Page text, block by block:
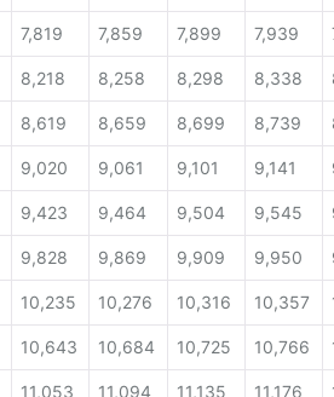
7,819 7,859 7,899 7,939
8,218 8,258 8,298 8,338
8,619 8,659 8,699 8,739
9,020 9,061 9,101 9,141
9,423 9,464 9,504 9,545
9,828 9,869 9,909 9,950
10,235 10,276 10,316 10,357
10,643 10,684 10,725 10,766
11,053 11,094 11,135 11,176